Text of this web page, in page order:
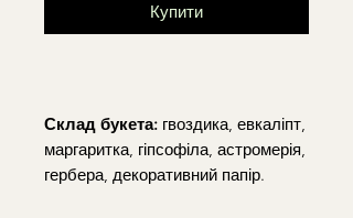
Купити
Склад букета: гвоздика, евкаліпт,
маргаритка, гіпсофіла, астромерія,
гербера, декоративний папір.